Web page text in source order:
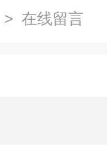
> 在线留言